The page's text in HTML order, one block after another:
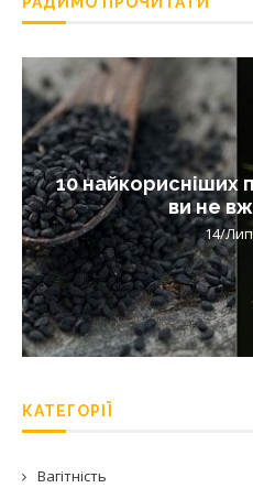
10 найкорисніших
ви не
14/
КАТЕГОРІЇ
Вагітність